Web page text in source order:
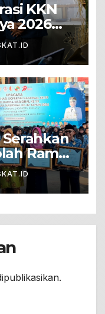
KKN
2026
Ramah